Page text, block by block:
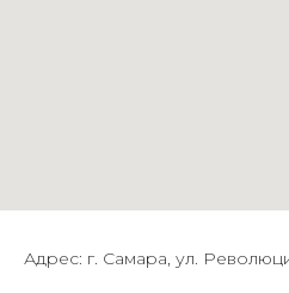
Адрес: г. Самара, ул.